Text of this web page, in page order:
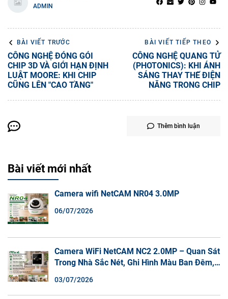
ADMIN
BÀI VIẾT TRƯỚC
CÔNG NGHỆ ĐÓNG GÓI
CHIP 3D VÀ GIỚI HẠN ĐỊNH
LUẬT MOORE: KHI CHIP
CŨNG LÊN "CAO TẦNG"
BÀI VIẾT TIẾP THEO
CÔNG NGHỆ QUANG TỬ
(PHOTONICS): KHI ÁNH
SÁNG THAY THẾ ĐIỆN
NĂNG TRONG CHIP
Thêm bình luận
Bài viết mới nhất
Camera wifi NetCAM NR04 3.0MP
06/07/2026
Camera WiFi NetCAM NC2 2.0MP – Quan Sát
Trong Nhà Sắc Nét, Ghi Hình Màu Ban Đêm,
03/07/2026